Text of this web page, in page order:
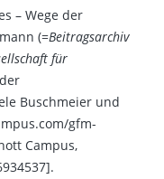
– Wege der
(=Beitragsarchiv
für
Buschmeier und
gfm-
Campus,